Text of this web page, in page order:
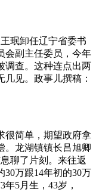
珉卸任辽宁省委书
会副主任委员，今年
调查。这种连点出两
见。政事儿撰稿：
很简单，期望政府拿
。龙湖镇镇长吕旭卿
聊了片刻。来往返
30万跟14年初的30万
5月生，43岁，